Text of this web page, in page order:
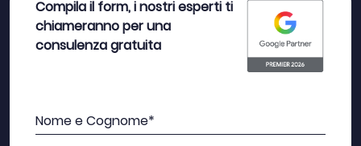
Compila il form, i nostri esperti ti
chiameranno per una
consulenza gratuita
Nome e Cognome*